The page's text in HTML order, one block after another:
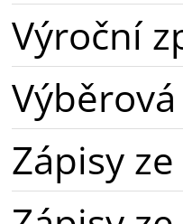
Výroční
Zápisy